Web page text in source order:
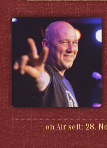
on Air seit: 28.